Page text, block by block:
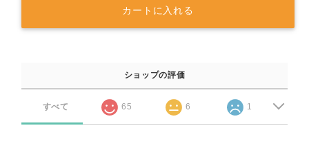
カートに入れる
ショップの評価
すべて 65 6 1